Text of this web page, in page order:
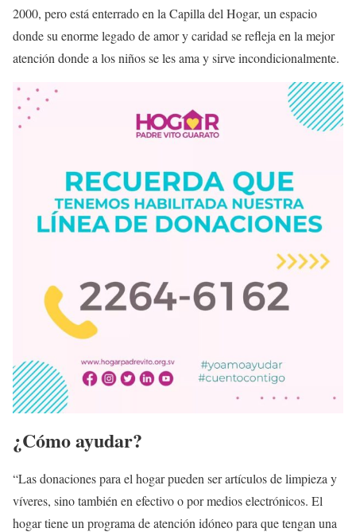
2000, pero está enterrado en la Capilla del Hogar, un espacio
donde su enorme legado de amor y caridad se refleja en la mejor
atención donde a los niños se les ama y sirve incondicionalmente.
¿Cómo ayudar?
“Las donaciones para el hogar pueden ser artículos de limpieza y
víveres, sino también en efectivo o por medios electrónicos. El
hogar tiene un programa de atención idóneo para que tengan una